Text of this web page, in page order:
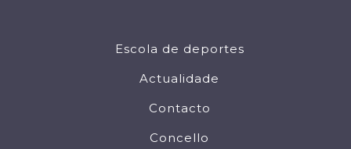
Escola de deportes
Actualidade
Contacto
Concello